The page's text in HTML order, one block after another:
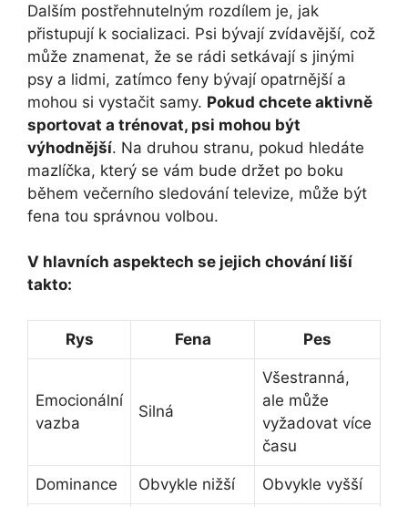
Dalším postřehnutelným rozdílem je, jak
přistupují k socializaci. Psi bývají zvídavější, což
může znamenat, že se rádi setkávají s jinými
psy a lidmi, zatímco feny bývají opatrnější a
mohou si vystačit samy. Pokud chcete aktivně
sportovat a trénovat, psi mohou být
výhodnější. Na druhou stranu, pokud hledáte
mazlíčka, který se vám bude držet po boku
během večerního sledování televize, může být
fena tou správnou volbou.
V hlavních aspektech se jejich chování liší
takto:
Rys Fena Pes
Emocionální
vazba
Silná
Všestranná,
ale může
vyžadovat více
času
Dominance Obvykle nižší Obvykle vyšší